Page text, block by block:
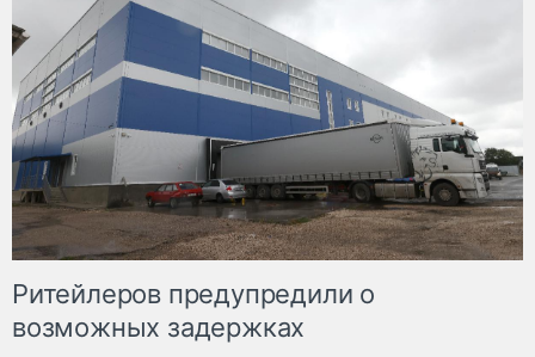
Ритейлеров предупредили о
возможных задержках